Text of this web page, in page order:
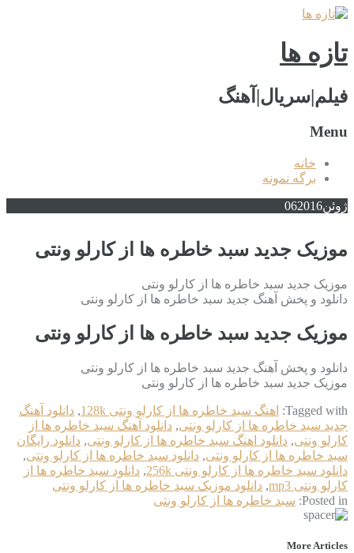
تازه ها
فیلم|سریال|آهنگ
Menu
خانه
برگه نمونه
ژوئن 062016
موزیک جدید سبد خاطره ها از کارلو ونتی
موزیک جدید سبد خاطره ها از کارلو ونتی
دانلود و پخش آهنگ جدید سبد خاطره ها از کارلو ونتی
موزیک جدید سبد خاطره ها از کارلو ونتی
دانلود و پخش آهنگ جدید سبد خاطره ها از کارلو ونتی
موزیک جدید سبد خاطره ها از کارلو ونتی
Tagged with: اهنگ سبد خاطره ها از کارلو ونتی 128k , دانلود آهنگ
جدید سبد خاطره ها از کارلو ونتی, دانلود آهنگ سبد خاطره ها از
کارلو ونتی, دانلود اهنگ سبد خاطره ها از کارلو ونتی, دانلود رایگان
سبد خاطره ها از کارلو ونتی, دانلود سبد خاطره ها از کارلو ونتی,
دانلود سبد خاطره ها از کارلو ونتی 256k
, دانلود سبد خاطره ها از
کارلو ونتی mp3
, دانلود موزیک سبد خاطره ها از کارلو ونتی
Posted in: سبد خاطره ها از کارلو ونتی
More Articles